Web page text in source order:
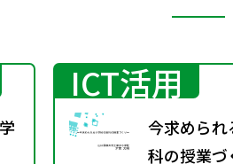
ICT活用
今求めら
科の授業づ